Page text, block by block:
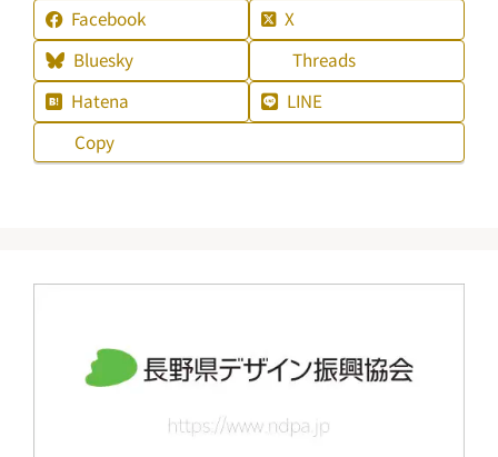
Facebook
X
Bluesky
Threads
Hatena
LINE
Copy